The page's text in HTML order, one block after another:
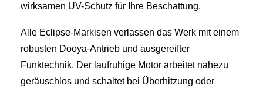
wirksamen UV-Schutz für Ihre Beschattung.
Alle Eclipse‑Markisen verlassen das Werk mit einem
robusten Dooya‑Antrieb und ausgereifter
Funktechnik. Der laufruhige Motor arbeitet nahezu
geräuschlos und schaltet bei Überhitzung oder